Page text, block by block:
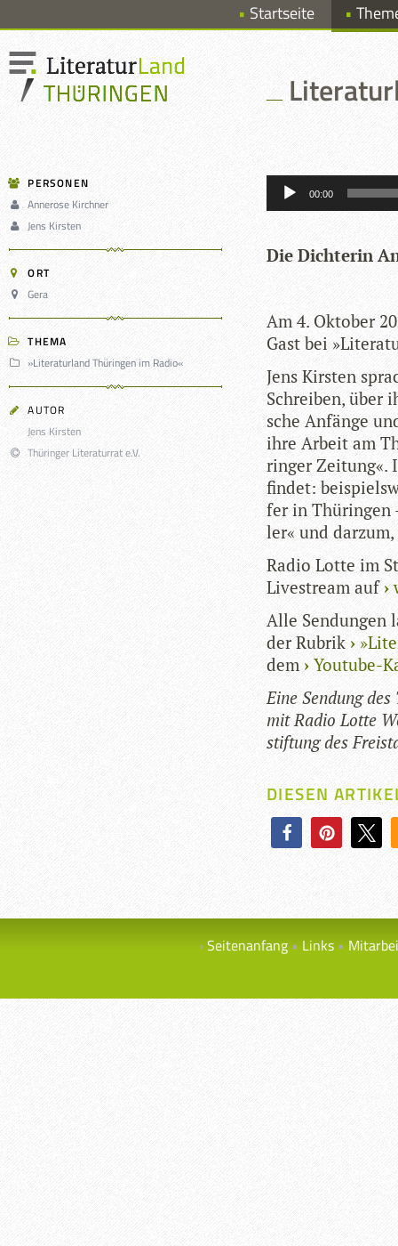
Startseite
PERSONEN
Annerose Kirchner
Jens Kirsten
ORT
Gera
THEMA
»Literaturland Thüringen im Radio«
AUTOR
Jens Kirsten
Thüringer Literaturrat e.V.
Audio-
Player 00:00
Die Dich­te­rin
Am 4. Okto­ber
Gast bei
Jens Kirs­ten
Schrei­ben, über
sche Anfänge
ihre Arbeit am
rin­ger Zei­tung«.
fin­det:
fer in Thü­rin­gen
ler« und
Radio Lotte im
Live­stream auf
Alle Sen­dun­gen
der Rubrik
dem
You­tube-
Eine Sen­dung
mit Radio Lotte
stif­tung des
DIESEN
Seitenanfang Links